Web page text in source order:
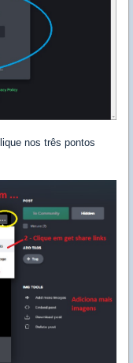
nos três pontos